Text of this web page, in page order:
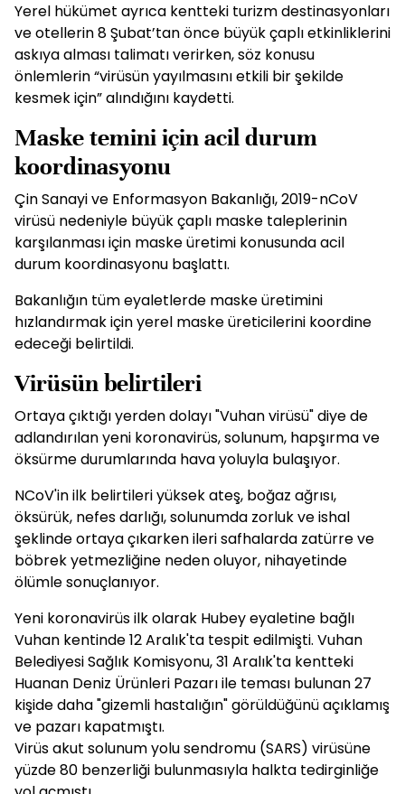
Yerel hükümet ayrıca kentteki turizm destinasyonları
ve otellerin 8 Şubat’tan önce büyük çaplı etkinliklerini
askıya alması talimatı verirken, söz konusu
önlemlerin “virüsün yayılmasını etkili bir şekilde
kesmek için” alındığını kaydetti.
Maske temini için acil durum
koordinasyonu
Çin Sanayi ve Enformasyon Bakanlığı, 2019-nCoV
virüsü nedeniyle büyük çaplı maske taleplerinin
karşılanması için maske üretimi konusunda acil
durum koordinasyonu başlattı.
Bakanlığın tüm eyaletlerde maske üretimini
hızlandırmak için yerel maske üreticilerini koordine
edeceği belirtildi.
Virüsün belirtileri
Ortaya çıktığı yerden dolayı "Vuhan virüsü" diye de
adlandırılan yeni koronavirüs, solunum, hapşırma ve
öksürme durumlarında hava yoluyla bulaşıyor.
NCoV'in ilk belirtileri yüksek ateş, boğaz ağrısı,
öksürük, nefes darlığı, solunumda zorluk ve ishal
şeklinde ortaya çıkarken ileri safhalarda zatürre ve
böbrek yetmezliğine neden oluyor, nihayetinde
ölümle sonuçlanıyor.
Yeni koronavirüs ilk olarak Hubey eyaletine bağlı
Vuhan kentinde 12 Aralık'ta tespit edilmişti. Vuhan
Belediyesi Sağlık Komisyonu, 31 Aralık'ta kentteki
Huanan Deniz Ürünleri Pazarı ile teması bulunan 27
kişide daha "gizemli hastalığın" görüldüğünü açıklamış
ve pazarı kapatmıştı.
Virüs akut solunum yolu sendromu (SARS) virüsüne
yüzde 80 benzerliği bulunmasıyla halkta tedirginliğe